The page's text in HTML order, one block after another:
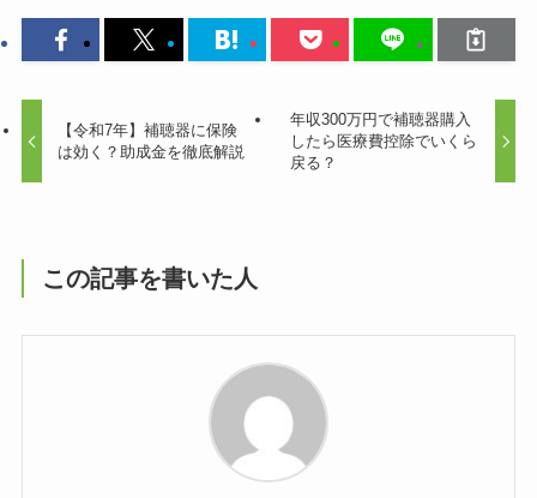
【令和7年】補聴器に保険
は効く？助成金を徹底解説
年収300万円で補聴器購入
したら医療費控除でいくら
戻る？
この記事を書いた人